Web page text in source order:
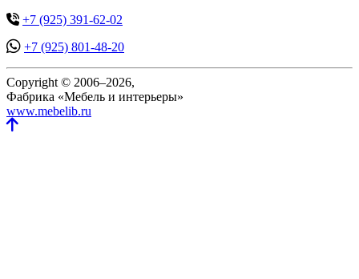
+7 (925) 391-62-02
+7 (925) 801-48-20
Copyright © 2006–2026,
Фабрика «Мебель и интерьеры»
www.mebelib.ru